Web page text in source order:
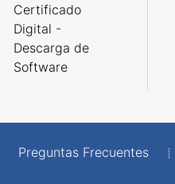
Certificado
Digital -
Descarga de
Software
Preguntas Frecuentes